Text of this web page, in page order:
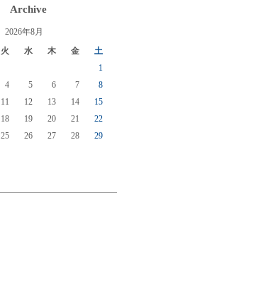
Archive
2026年8月
火 水 木 金 土
1
4 5 6 7
8
11 12 13 14
15
18 19 20 21
22
25 26 27 28
29